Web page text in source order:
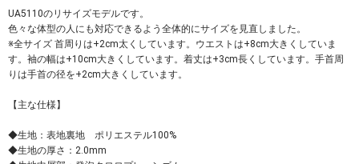
UA5110のリサイズモデルです。
色々な体型の人にも対応できるよう全体的にサイズを見直しました。
※全サイズ 首周りは+2cm太くしています。ウエストは+8cm大きくしていま
す。袖の幅は+10cm大きくしています。着丈は+3cm長くしています。手首周
りは手首の径を+2cm大きくしています。
【主な仕様】
◆生地：表地裏地 ポリエステル100%
◆生地の厚さ：2.0mm